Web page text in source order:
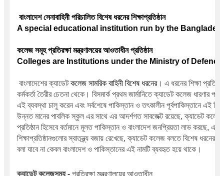
বাংলাদেশ সেনাবাহিনী পরিচালিত বিশেষ ধরনের শিক্ষাপ্রতিষ্ঠান
A special educational institution run by the
কলেজ সমূহ প্রতিরক্ষা মন্ত্রণালয়ের আওতাধীন প্রতিষ্ঠান
Colleges are Institutions under the Ministry of Defence
বাংলাদেশের ক্যাডেট কলেজ সামরিক বাহিনী বিশেষ ধরনের। এ ধরনের শিক্ষা
কর্মকর্তা তৈরীর চেতনা থেকে। বিসমার্ক প্রথম জার্মানিতে ক্যাডেট কলেজ ধারণার
এই ব্যবস্থা চালু করেন এবং সর্বশেষে পাকিস্তান ও তৎকালীন পূর্বপাকিস্তানে এই
উন্নত মানের পাবলিক স্কুল এর সাথে এর আদর্শগত সাবজেক্ট রয়েছে, ক্যাডেট কলেজ
প্রতিষ্ঠান হিসেবে বর্তমানে মূলত পাকিস্তান ও বাংলাদেশ জনপ্রিয়তা লাভ করছে,
শিক্ষাপ্রতিষ্ঠানগুলোর স্বাতন্ত্র্য বজায় রেখেছে, ক্যাডেট কলেজ বলতে বিশেষ ধরনের
বলা যাবে না কেবল বাংলাদেশ ও পাকিস্তানের এই নামটি ব্যবহৃত হয়ে থাকে।
ক্যাডেট কলেজসমূহ - প্রতিরক্ষা মন্ত্রণালয়ের আওতাধীন